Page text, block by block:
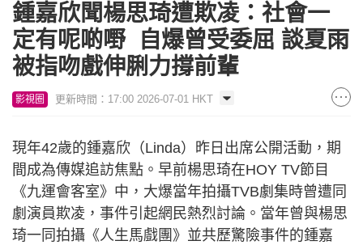
鍾嘉欣聞楊思琦遭欺凌：社會一
定有呢啲嘢 自爆曾受委屈 談夏雨
被指吻戲伸脷力撐前輩
影視圈 更新時間：17:00 2026-07-01 HKT
現年42歲的鍾嘉欣（Linda）昨日出席公開活動，期
間成為傳媒追訪焦點。早前楊思琦在HOY TV節目
《九運會客室》中，大爆當年拍攝TVB劇集時曾遭同
劇演員欺凌，事件引起網民熱烈討論。當年曾與楊思
琦一同拍攝《人生馬戲團》並共歷驚險事件的鍾嘉